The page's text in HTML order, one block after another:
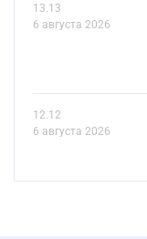
13.13
6 августа 2026
12.12
6 августа 2026